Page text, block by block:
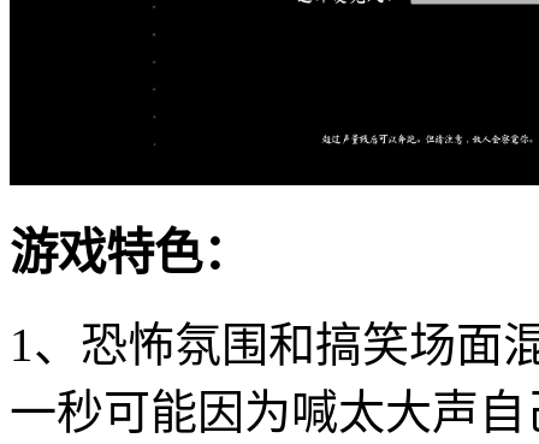
游戏特色：
1、恐怖氛围和搞笑场面
一秒可能因为喊太大声